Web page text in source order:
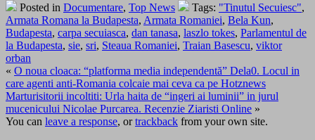
Posted in Documentare, Top News Tags: "Tinutul Secuiesc",
Armata Romana la Budapesta, Armata Romaniei, Bela Kun,
Budapesta, carpa secuiasca, dan tanasa, laszlo tokes, Parlamentul de
la Budapesta, sie, sri, Steaua Romaniei, Traian Basescu, viktor
orban
« O noua cloaca: “platforma media independentă” Dela0. Locul in
care agenti anti-Romania colcaie mai ceva ca pe Hotznews
Marturisitorii incoltiti: Urla haita de “ingeri ai luminii” in jurul
mucenicului Nicolae Purcarea. Recenzie Ziaristi Online »
You can leave a response, ortrackback from your own site.